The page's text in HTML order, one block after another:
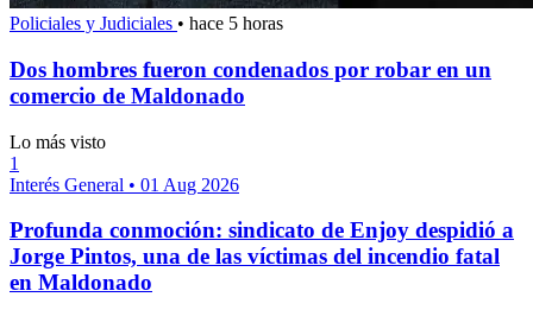
Policiales y Judiciales • hace 5 horas
Dos hombres fueron condenados por robar en un
comercio de Maldonado
Lo más visto
1
Interés General • 01 Aug 2026
Profunda conmoción: sindicato de Enjoy despidió a
Jorge Pintos, una de las víctimas del incendio fatal
en Maldonado